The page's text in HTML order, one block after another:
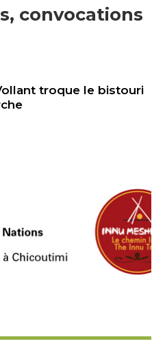
convocations
troque le bistouri